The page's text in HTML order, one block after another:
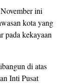
ini
kota yang
pada kekayaan
di atas
Inti Pusat